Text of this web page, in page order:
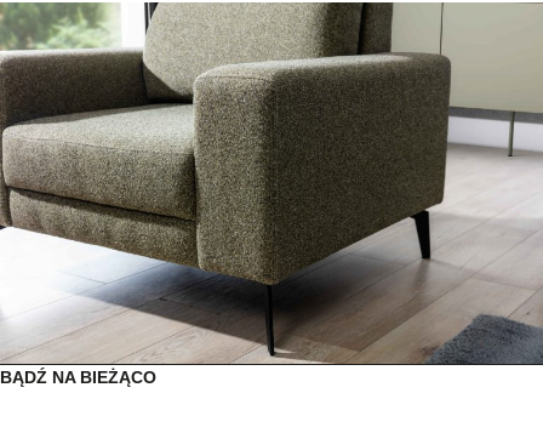
BĄDŹ NA BIEŻĄCO